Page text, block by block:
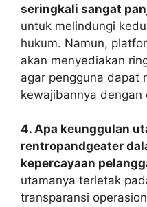
seringkali sangat
untuk melindungi
hukum. Namun,
akan menyediakan
agar pengguna dapat
kewajibannya dengan
4. Apa keunggulan
rentropandgeater
kepercayaan
utamanya terletak
transparansi